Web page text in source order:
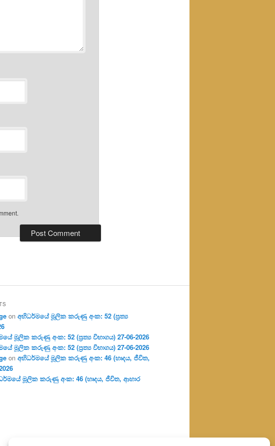
onඅභිධර්මයේ මූලික කරුණු අංක: 52 (ප්‍ර‍ත්‍ය
මූලික කරුණු අංක: 52 (ප්‍ර‍ත්‍ය විභාගය) 27-06-2026
මූලික කරුණු අංක: 52 (ප්‍ර‍ත්‍ය විභාගය) 27-06-2026
onඅභිධර්මයේ මූලික කරුණු අංක: 46 (හෘදය, ජීවිත,
මූලික කරුණු අංක: 46 (හෘදය, ජීවිත, ආහාර